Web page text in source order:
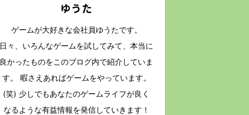
ゆうた
ゲームが大好きな会社員ゆうたです。
日々、いろんなゲームを試してみて、本当に
良かったものをこのブログ内で紹介していま
す。 暇さえあればゲームをやっています。
(笑) 少しでもあなたのゲームライフが良く
なるような有益情報を発信していきます！